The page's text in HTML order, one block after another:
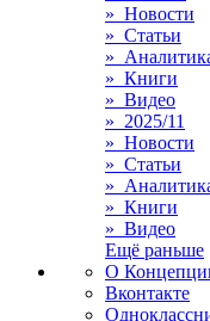
» Новости
» Статьи
»
» Книги
» Видео
» 2025/11
» Новости
» Статьи
»
» Книги
» Видео
Ещё раньше
О
Вконтакте